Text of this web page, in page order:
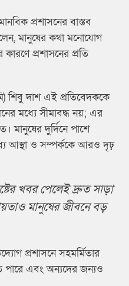
প্রশাসনের বাস্তব
মানুষের কথা মনোযোগ
প্রশাসনের প্রতি
শিবু দাশ এই প্রতিবেদককে
মধ্যে সীমাবদ্ধ নয়; এর
মানুষের দুর্দিনে পাশে
আস্থা ও সম্পর্ককে আরও দৃঢ়
খবর পেলেই দ্রুত সাড়া
মানুষের জীবনে বড়
প্রশাসনে সহমর্মিতার
এবং অন্যদের জন্যও